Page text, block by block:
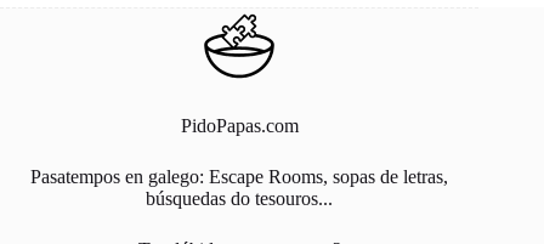
PidoPapas.com
Pasatempos en galego: Escape Rooms, sopas de letras,
búsquedas do tesouros...